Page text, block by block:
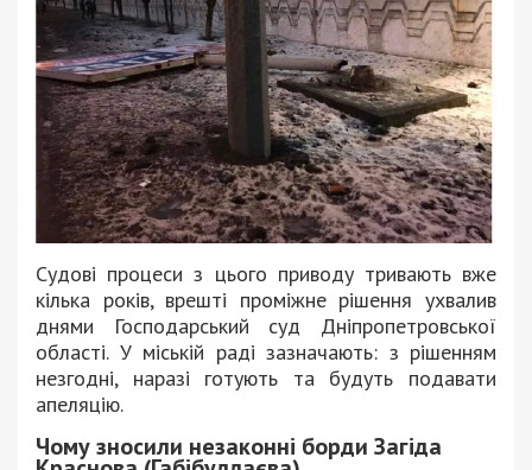
Судові процеси з цього приводу тривають вже
кілька років, врешті проміжне рішення ухвалив
днями Господарський суд Дніпропетровської
області. У міській раді зазначають: з рішенням
незгодні, наразі готують та будуть подавати
апеляцію.
Чому зносили незаконні борди Загіда